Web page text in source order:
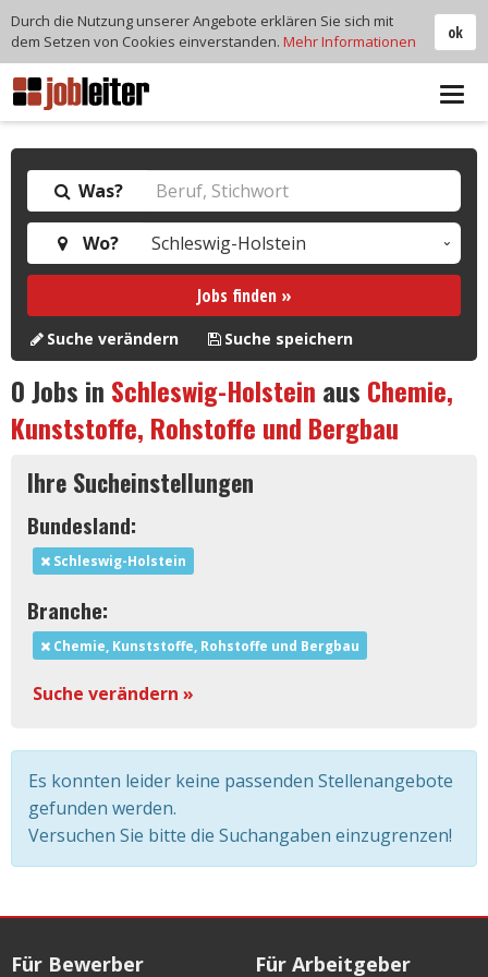
Was?
Wo?
Jobs finden »
Suche verändern Suche speichern
0Jobs in Schleswig-Holstein aus Chemie,
Kunststoffe, Rohstoffe und Bergbau
Ihre Sucheinstellungen
Bundesland:
Schleswig-Holstein
Branche:
Chemie, Kunststoffe, Rohstoffe und Bergbau
Suche verändern »
Es konnten leider keine passenden Stellenangebote
gefunden werden.
Versuchen Sie bitte die Suchangaben einzugrenzen!
Für Bewerber Für Arbeitgeber
ok
Durch die Nutzung unserer Angebote erklären Sie sich mit
dem Setzen von Cookies einverstanden. Mehr Informationen